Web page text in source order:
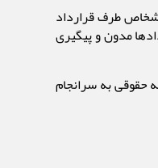
طرف قرارداد
مدون و پیگیری
حقوقی به سرانجام